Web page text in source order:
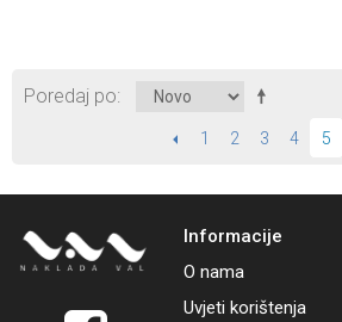
Poredaj po
PRETHODNI
1 2 3 4 5
Informacije
O nama
Uvjeti korištenja